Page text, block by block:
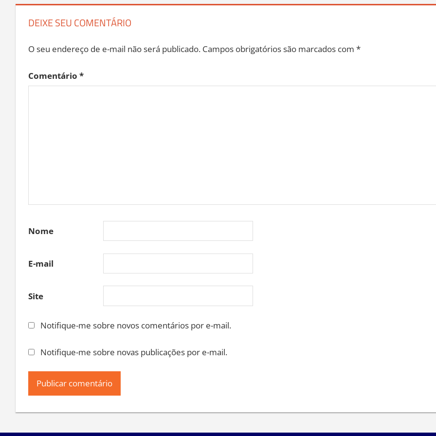
DEIXE SEU COMENTÁRIO
O seu endereço de e-mail não será publicado. Campos obrigatórios são marcados com *
Comentário *
Nome
E-mail
Site
Notifique-me sobre novos comentários por e-mail.
Notifique-me sobre novas publicações por e-mail.